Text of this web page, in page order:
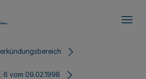
6 vom 09.02.1998